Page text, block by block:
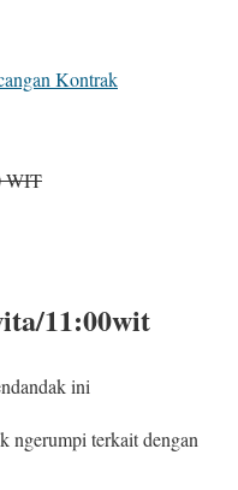
Kontrak
WIT
11:00wit
ini
ngerumpi terkait dengan